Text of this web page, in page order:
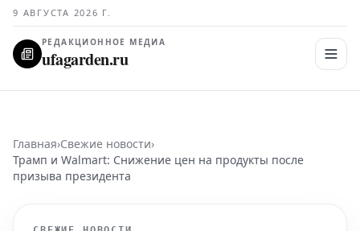
9 АВГУСТА 2026 Г.
РЕДАКЦИОННОЕ МЕДИА
ufagarden.ru
Главная›Свежие новости›
Трамп и Walmart: Снижение цен на продукты после
призыва президента